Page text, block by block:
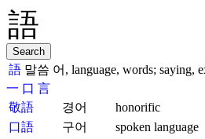
語 말씀 어, language, words; saying,
一 口 言
敬語
경어
honorific
口語
구어
spoken language